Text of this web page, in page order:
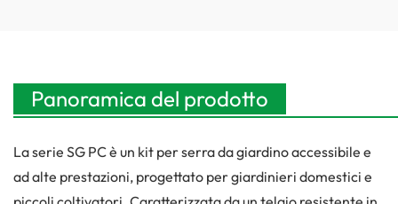
Panoramica del prodotto
La serie SG PC è un kit per serra da giardino accessibile e
ad alte prestazioni, progettato per giardinieri domestici e